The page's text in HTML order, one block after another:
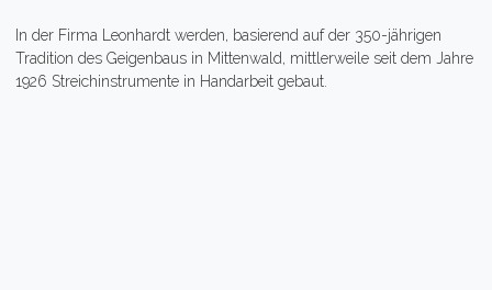
In der Firma Leonhardt werden, basierend auf der 350-jährigen
Tradition des Geigenbaus in Mittenwald, mittlerweile seit dem Jahre
1926 Streichinstrumente in Handarbeit gebaut.